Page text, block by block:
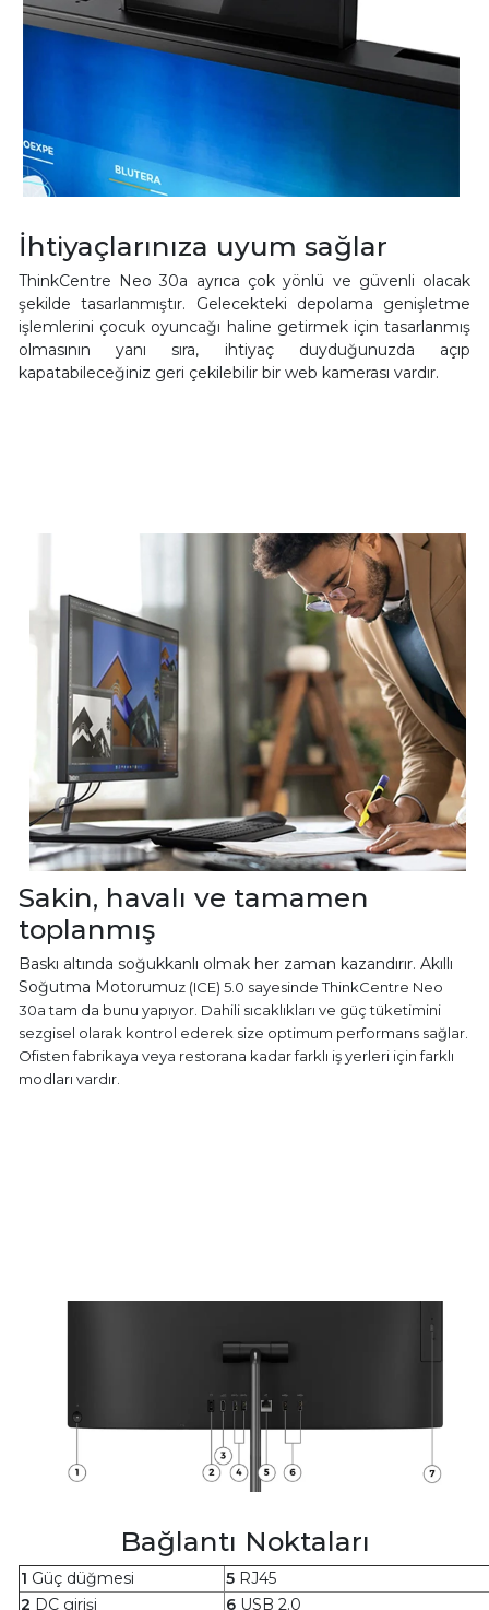
İhtiyaçlarınıza uyum sağlar
ThinkCentre Neo 30a ayrıca çok yönlü ve güvenli olacak
şekilde tasarlanmıştır. Gelecekteki depolama genişletme
işlemlerini çocuk oyuncağı haline getirmek için tasarlanmış
olmasının yanı sıra, ihtiyaç duyduğunuzda açıp
kapatabileceğiniz geri çekilebilir bir web kamerası vardır.
Sakin, havalı ve tamamen
toplanmış
Baskı altında soğukkanlı olmak her zaman kazandırır. Akıllı
Soğutma Motorumuz (ICE) 5.0 sayesinde ThinkCentre Neo
30a tam da bunu yapıyor. Dahili sıcaklıkları ve güç tüketimini
sezgisel olarak kontrol ederek size optimum performans sağlar.
Ofisten fabrikaya veya restorana kadar farklı iş yerleri için farklı
modları vardır.
Bağlantı Noktaları
1 Güç düğmesi 5 RJ45
2 DC girişi 6 USB 2.0